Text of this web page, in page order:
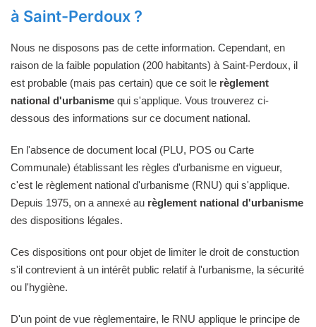
à Saint-Perdoux ?
Nous ne disposons pas de cette information. Cependant, en
raison de la faible population (200 habitants) à Saint-Perdoux, il
est probable (mais pas certain) que ce soit le règlement
national d'urbanisme qui s'applique. Vous trouverez ci-
dessous des informations sur ce document national.
En l'absence de document local (PLU, POS ou Carte
Communale) établissant les règles d'urbanisme en vigueur,
c'est le règlement national d'urbanisme (RNU) qui s'applique.
Depuis 1975, on a annexé au règlement national d'urbanisme
des dispositions légales.
Ces dispositions ont pour objet de limiter le droit de constuction
s'il contrevient à un intérêt public relatif à l'urbanisme, la sécurité
ou l'hygiène.
D'un point de vue règlementaire, le RNU applique le principe de